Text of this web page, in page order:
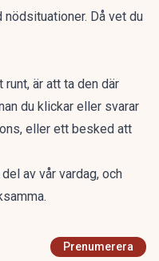
Då vet du
är att ta den där
du klickar eller svarar
eller ett besked att
av vår vardag, och
Prenumerera